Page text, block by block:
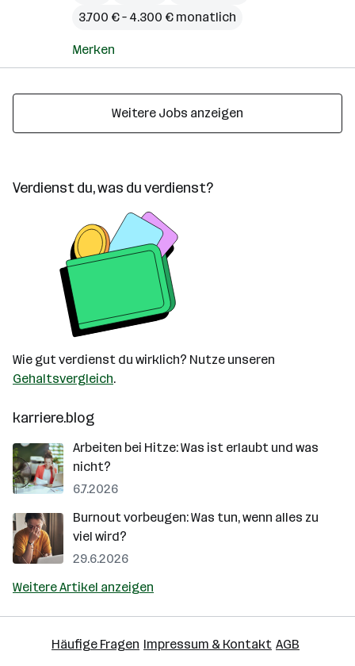
3.700 € – 4.300 € monatlich
Merken
Weitere Jobs anzeigen
Verdienst du, was du verdienst?
Wie gut verdienst du wirklich? Nutze unseren
Gehaltsvergleich.
karriere.blog
Arbeiten bei Hitze: Was ist erlaubt und was
nicht?
6.7.2026
Burnout vorbeugen: Was tun, wenn alles zu
viel wird?
29.6.2026
Weitere Artikel anzeigen
Häufige Fragen Impressum & Kontakt AGB